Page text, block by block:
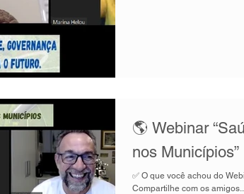
🌎 Webinar
nos Municípios”
✅ O que você achou do
Compartilhe com os